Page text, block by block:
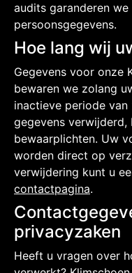
audits garanderen
persoonsgegevens.
Hoe lang wij
Gegevens voor onze
bewaren we zolang
inactieve periode
gegevens
bewaarplichten. Uw
worden direct op
verwijdering kunt u
contactpagina.
privacyzaken
Heeft u vragen over